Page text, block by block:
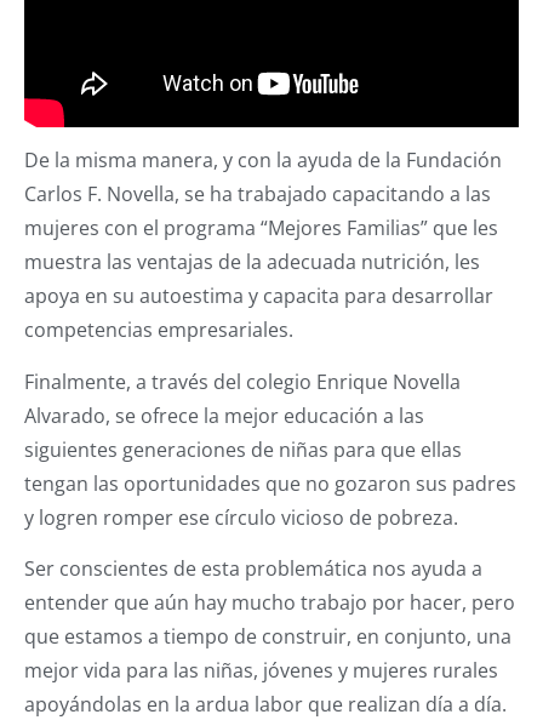
De la misma manera, y con la ayuda de la Fundación
Carlos F. Novella, se ha trabajado capacitando a las
mujeres con el programa “Mejores Familias” que les
muestra las ventajas de la adecuada nutrición, les
apoya en su autoestima y capacita para desarrollar
competencias empresariales.
Finalmente, a través del colegio Enrique Novella
Alvarado, se ofrece la mejor educación a las
siguientes generaciones de niñas para que ellas
tengan las oportunidades que no gozaron sus padres
y logren romper ese círculo vicioso de pobreza.
Ser conscientes de esta problemática nos ayuda a
entender que aún hay mucho trabajo por hacer, pero
que estamos a tiempo de construir, en conjunto, una
mejor vida para las niñas, jóvenes y mujeres rurales
apoyándolas en la ardua labor que realizan día a día.